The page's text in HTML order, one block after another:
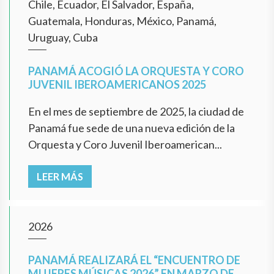
Chile, Ecuador, El Salvador, España,
Guatemala, Honduras, México, Panamá,
Uruguay, Cuba
PANAMÁ ACOGIÓ LA ORQUESTA Y CORO
JUVENIL IBEROAMERICANOS 2025
En el mes de septiembre de 2025, la ciudad de
Panamá fue sede de una nueva edición de la
Orquesta y Coro Juvenil Iberoamerican...
LEER MÁS
2026
PANAMÁ REALIZARÁ EL “ENCUENTRO DE